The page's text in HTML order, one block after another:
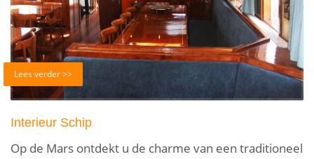
Lees verder >>
Interieur Schip
Op de Mars ontdekt u de charme van een traditioneel